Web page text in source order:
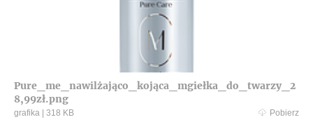
Pure_me_nawilżająco_kojąca_mgiełka_do_twarzy_2
8,99zł.png
grafika 318 KB Pobierz